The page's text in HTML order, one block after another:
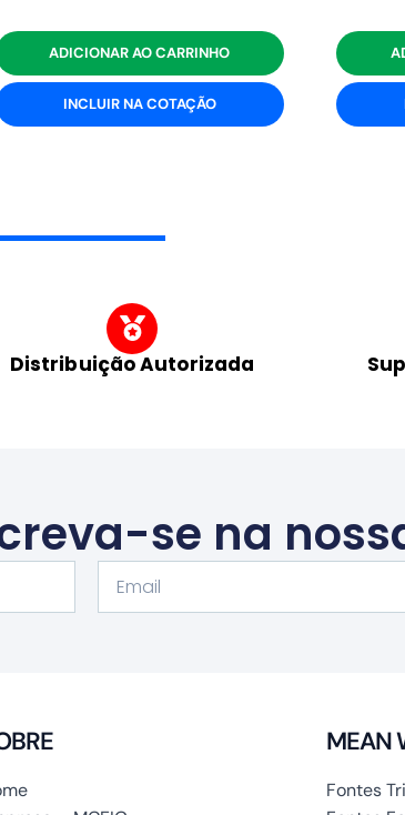
ADICIONAR AO CARRINHO
INCLUIR NA COTAÇÃO
Distribuição Autorizada
se na
MEAN
Fontes